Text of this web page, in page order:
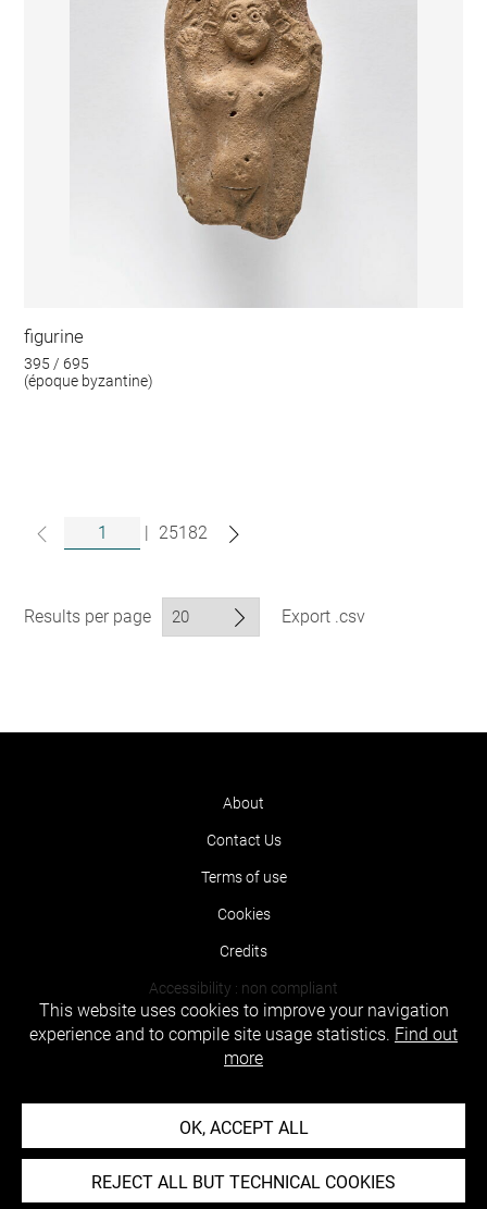
figurine
395 / 695
(époque byzantine)
| 25182
Results per page Export .csv
About
Contact Us
Terms of use
Cookies
Credits
Accessibility : non compliant
This website uses cookies to improve your navigation
experience and to compile site usage statistics. Find out
more
OK, ACCEPT ALL
REJECT ALL BUT TECHNICAL COOKIES